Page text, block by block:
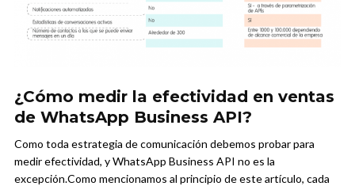
¿Cómo medir la efectividad en ventas
de WhatsApp Business API?
Como toda estrategia de comunicación debemos probar para
medir efectividad, y WhatsApp Business API no es la
excepción.Como mencionamos al principio de este artículo, cada